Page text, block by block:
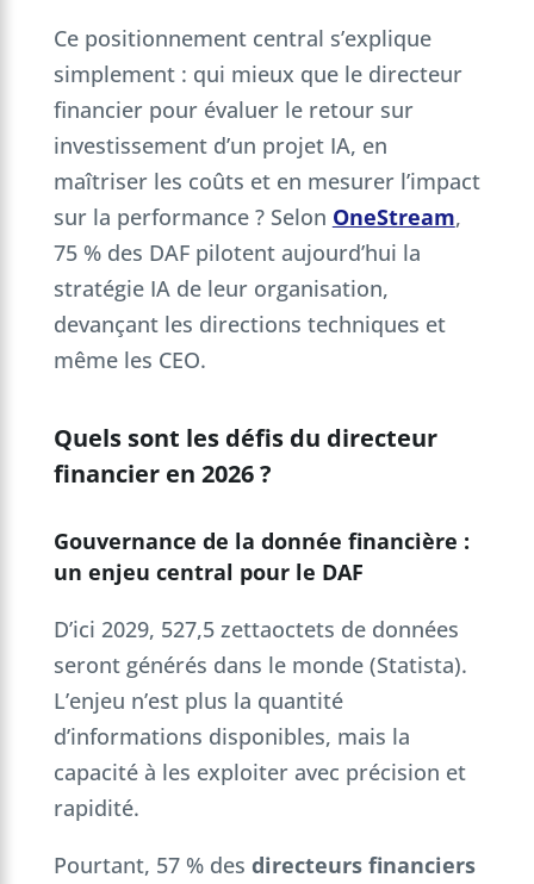
Ce positionnement central s’explique
simplement : qui mieux que le directeur
financier pour évaluer le retour sur
investissement d’un projet IA, en
maîtriser les coûts et en mesurer l’impact
sur la performance ? Selon OneStream,
75 % des DAF pilotent aujourd’hui la
stratégie IA de leur organisation,
devançant les directions techniques et
même les CEO.
Quels sont les défis du directeur
financier en 2026 ?
Gouvernance de la donnée financière :
un enjeu central pour le DAF
D’ici 2029, 527,5 zettaoctets de données
seront générés dans le monde (Statista).
L’enjeu n’est plus la quantité
d’informations disponibles, mais la
capacité à les exploiter avec précision et
rapidité.
Pourtant, 57 % des directeurs financiers